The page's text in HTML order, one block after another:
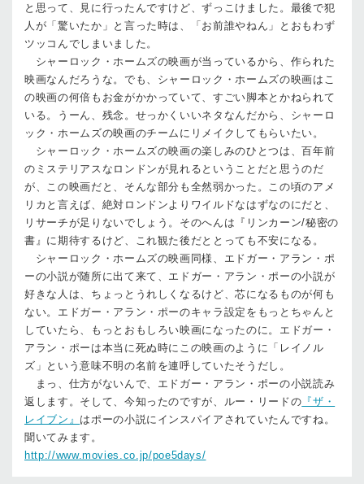
と思って、見に行ったんですけど、ずっこけました。最後で犯
人が「驚いたか」と言った時は、「お前誰やねん」とおもわず
ツッコんでしまいました。
シャーロック・ホームズの映画が当っているから、作られた
映画なんだろうな。でも、シャーロック・ホームズの映画はこ
の映画の何倍もお金がかかっていて、すごい脚本とかねられて
いる。うーん、残念。せっかくいいネタなんだから、シャーロ
ック・ホームズの映画のチームにリメイクしてもらいたい。
シャーロック・ホームズの映画の楽しみのひとつは、百年前
のミステリアスなロンドンが見れるということだと思うのだ
が、この映画だと、そんな部分も全然弱かった。この頃のアメ
リカと言えば、絶対ロンドンよりワイルドなはずなのにだと、
リサーチが足りないでしょう。そのへんは『リンカーン/秘密の
書』に期待するけど、これ観た後だととっても不安になる。
シャーロック・ホームズの映画同様、エドガー・アラン・ポ
ーの小説が随所に出て来て、エドガー・アラン・ポーの小説が
好きな人は、ちょっとうれしくなるけど、芯になるものが何も
ない。エドガー・アラン・ポーのキャラ設定をもっとちゃんと
していたら、もっとおもしろい映画になったのに。エドガー・
アラン・ポーは本当に死ぬ時にこの映画のように「レイノル
ズ」という意味不明の名前を連呼していたそうだし。
まっ、仕方がないんで、エドガー・アラン・ポーの小説読み
返します。そして、今知ったのですが、ルー・リードの 『ザ・
レイブン』 はポーの小説にインスパイアされていたんですね。
聞いてみます。
http://www.movies.co.jp/poe5days/